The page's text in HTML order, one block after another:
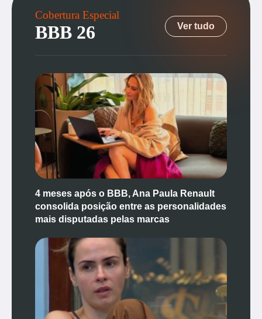
Cobertura Especial
BBB 26 Ver tudo
4 meses após o BBB, Ana Paula Renault
consolida posição entre as personalidades
mais disputadas pelas marcas